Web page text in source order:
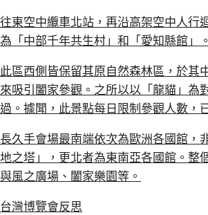
往東空中纜車北站，再沿高架空中人行
為「中部千年共生村」和「愛知縣館」。
此區西側皆保留其原自然森林區，於其
來吸引闔家參觀。之所以以「龍貓」為
過。據聞，此景點每日限制參觀人數，
長久手會場最南端依次為歐洲各國館，
地之塔」，更北者為東南亞各國館。整
與風之廣場、闔家樂園等。
台灣博覽會反思